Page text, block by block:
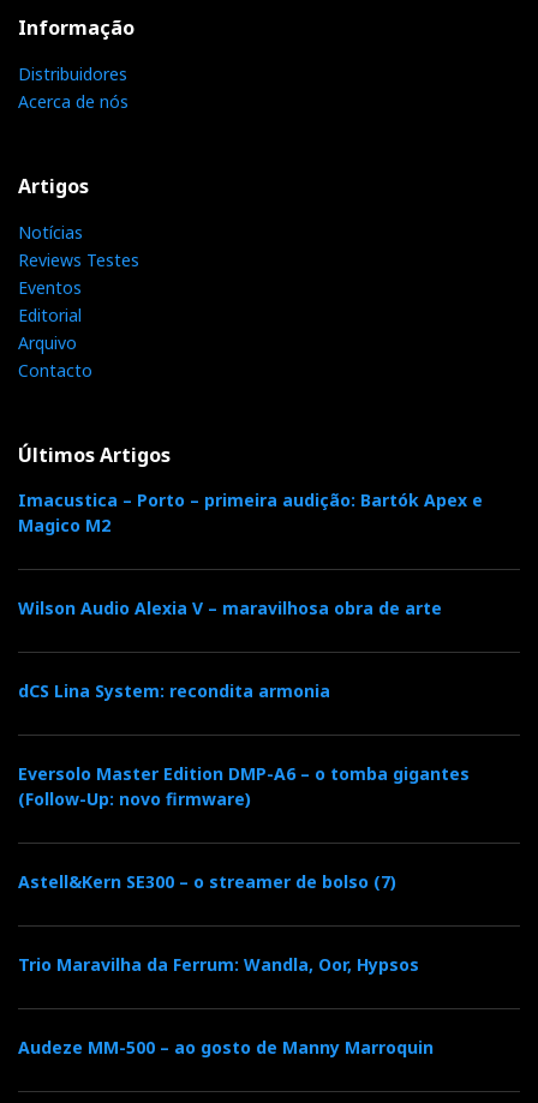
Informação
Distribuidores
Acerca de nós
Artigos
Notícias
Reviews Testes
Eventos
Editorial
Arquivo
Contacto
Últimos Artigos
Imacustica – Porto – primeira audição: Bartók Apex e
Magico M2
Wilson Audio Alexia V – maravilhosa obra de arte
dCS Lina System: recondita armonia
Eversolo Master Edition DMP-A6 – o tomba gigantes
(Follow-Up: novo firmware)
Astell&Kern SE300 – o streamer de bolso (7)
Trio Maravilha da Ferrum: Wandla, Oor, Hypsos
Audeze MM-500 – ao gosto de Manny Marroquin